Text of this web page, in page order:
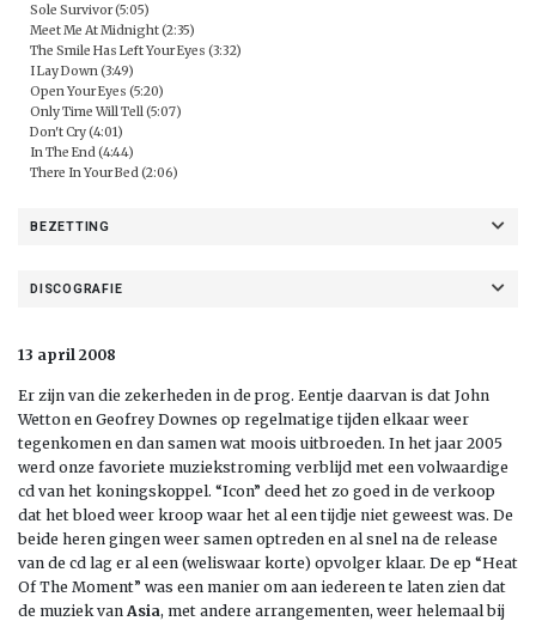
Sole Survivor (5:05)
Meet Me At Midnight (2:35)
The Smile Has Left Your Eyes (3:32)
I Lay Down (3:49)
Open Your Eyes (5:20)
Only Time Will Tell (5:07)
Don't Cry (4:01)
In The End (4:44)
There In Your Bed (2:06)
BEZETTING
DISCOGRAFIE
13 april 2008
Er zijn van die zekerheden in de prog. Eentje daarvan is dat John
Wetton en Geofrey Downes op regelmatige tijden elkaar weer
tegenkomen en dan samen wat moois uitbroeden. In het jaar 2005
werd onze favoriete muziekstroming verblijd met een volwaardige
cd van het koningskoppel. “Icon” deed het zo goed in de verkoop
dat het bloed weer kroop waar het al een tijdje niet geweest was. De
beide heren gingen weer samen optreden en al snel na de release
van de cd lag er al een (weliswaar korte) opvolger klaar. De ep “Heat
Of The Moment” was een manier om aan iedereen te laten zien dat
de muziek van Asia, met andere arrangementen, weer helemaal bij